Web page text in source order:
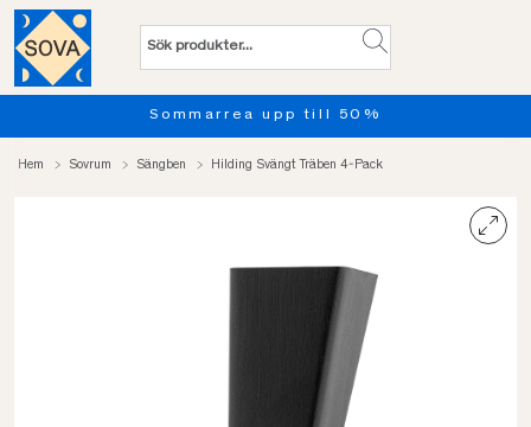
Sommarrea upp till 50%
Hem Sovrum Sängben Hilding Svängt Träben 4-Pack